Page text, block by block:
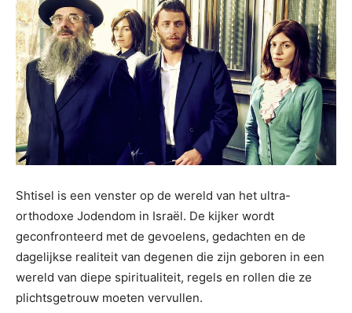
Shtisel is een venster op de wereld van het ultra-
orthodoxe Jodendom in Israël. De kijker wordt
geconfronteerd met de gevoelens, gedachten en de
dagelijkse realiteit van degenen die zijn geboren in een
wereld van diepe spiritualiteit, regels en rollen die ze
plichtsgetrouw moeten vervullen.